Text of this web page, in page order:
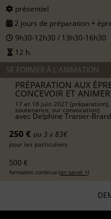
présentiel
2 jours de préparation +
9h30-12h30 / 13h30-16h30
12 h.
SE FORMER À L'ANIMATION
PRÉPARATION AUX
CONCEVOIR ET
17 et 18 juin 2027
soutenance, sur convocation)
avec Delphine Tranier-Brard
250 € ou 3 x 83€
pour les particuliers
500 €
formation continue (en savoir +)